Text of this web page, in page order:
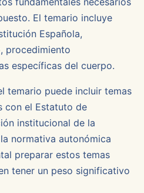
El temario incluye
Española,
procedimiento
específicas del cuerpo.
temario puede incluir temas
con el Estatuto de
institucional de la
normativa autonómica
preparar estos temas
tener un peso significativo